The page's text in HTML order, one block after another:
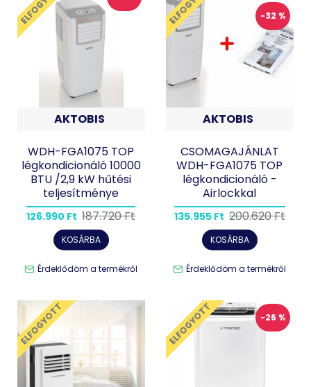
AKTOBIS
WDH-FGA1075 TOP
légkondicionáló 10000
BTU /2,9 kW hűtési
teljesítménye
126.990 Ft 187.720 Ft
KOSÁRBA
Érdeklődöm a termékről
-32 %
AKTOBIS
CSOMAGAJÁNLAT
WDH-FGA1075 TOP
légkondicionáló -
Airlockkal
135.955 Ft 200.620 Ft
KOSÁRBA
Érdeklődöm a termékről
ELFOGYOTT -26 %
ELFOGYOTT